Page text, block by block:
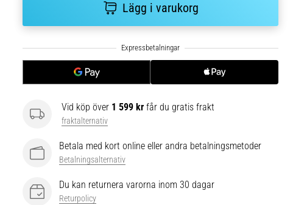
Lägg i varukorg
Vid köp över 1 599 kr får du gratis frakt
fraktalternativ
Betala med kort online eller andra betalningsmetoder
Betalningsalternativ
Du kan returnera varorna inom 30 dagar
Returpolicy